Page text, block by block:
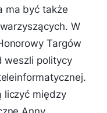
ma być także
W
Targów
weszli politycy
liczyć między